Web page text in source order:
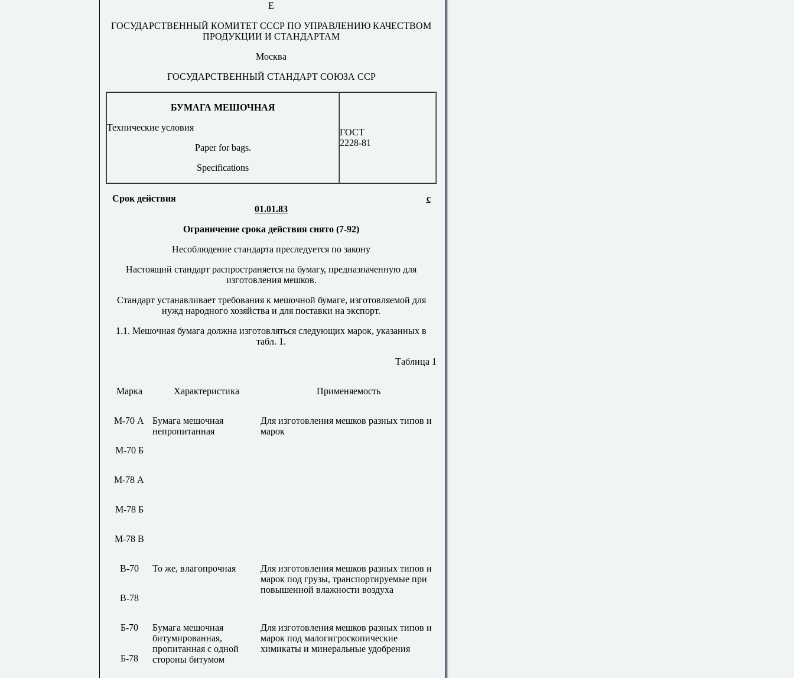
Е
ГОСУДАРСТВЕННЫЙ КОМИТЕТ СССР ПО УПРАВЛЕНИЮ КАЧЕСТВОМ
ПРОДУКЦИИ И СТАНДАРТАМ
Москва
ГОСУДАРСТВЕННЫЙ СТАНДАРТ СОЮЗА ССР
БУМАГА МЕШОЧНАЯ
Технические условия
Paper for bags.
Specifications
ГОСТ
2228-81
Срок действия
с
01.01.83
Ограничение срока действия снято (7-92)
Несоблюдение стандарта преследуется по закону
Настоящий стандарт распространяется на бумагу, предназначенную для
изготовления мешков.
Стандарт устанавливает требования к мешочной бумаге, изготовляемой для
нужд народного хозяйства и для поставки на экспорт.
1.1. Мешочная бумага должна изготовляться следующих марок, указанных в
табл. 1.
Таблица 1
Марка Характеристика Применяемость
М-70 А
Бумага мешочная
непропитанная
Для изготовления мешков разных типов и
марок
М-70 Б
М-78 А
М-78 Б
М-78 В
В-70 То же, влагопрочная
Для изготовления мешков разных типов и
марок под грузы, транспортируемые при
повышенной влажности воздуха
В-78
Б-70
Бумага мешочная
битумированная,
пропитанная с одной
стороны битумом
Для изготовления мешков разных типов и
марок под малогигроскопические
химикаты и минеральные удобрения
Б-78